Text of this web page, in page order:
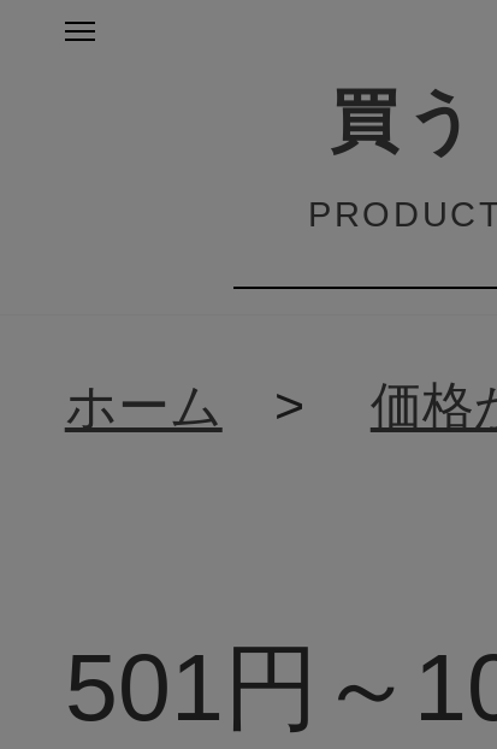
買う
ホーム > 価格
501円～